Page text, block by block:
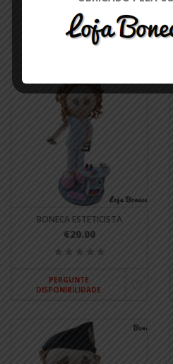
PERGUNTE
DISPONIBILIDADE
BONECA ESTETICISTA
€20.00
PERGUNTE
DISPONIBILIDADE